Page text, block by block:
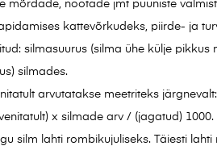
mõrdade, nootade jmt püüniste
kattevõrkudeks, piirde- ja
silmasuurus (silma ühe külje pikkus
silmades.
arvutatakse meetriteks
x silmade arv / (jagatud) 1000.
silm lahti rombikujuliseks. Täiesti lahti